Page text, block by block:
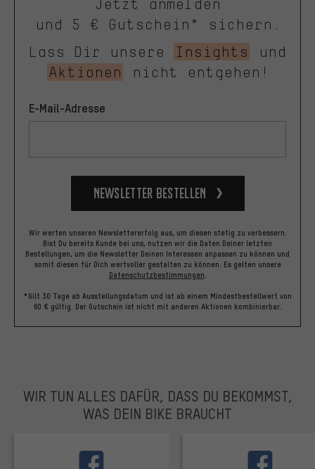
Jetzt anmelden
und 5 € Gutschein* sichern.
Lass Dir unsere
Insights
und
Aktionen
nicht entgehen!
E-Mail-Adresse
Newsletter bestellen
Wir werten unseren Newslettererfolg aus, um diesen stetig zu verbessern.
Bist Du bereits Kunde bei uns, nutzen wir die Daten Deiner letzten
Bestellungen, um die Newsletter Deinen Interessen anpassen zu können und
somit diesen für Dich wertvoller gestalten zu können. Es gelten unsere
Datenschutzbestimmungen.
*Gilt 30 Tage ab Ausstellungsdatum und ist ab einem Mindestbestellwert von
60 € gültig. Der Gutschein ist nicht mit anderen Aktionen kombinierbar.
WIR TUN ALLES DAFÜR, DASS DU BEKOMMST,
WAS DEIN BIKE BRAUCHT